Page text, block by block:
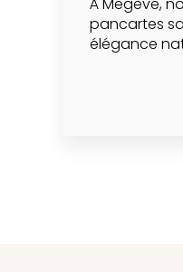
pancartes
élégance